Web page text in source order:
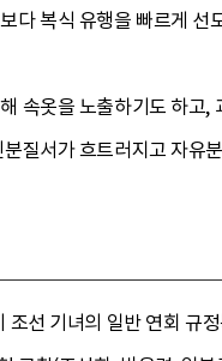
다 복식 유행을 빠르게
속옷을 노출하기도 하
질서가 흐트러지고 자유
선 기녀의 일반 연회 규